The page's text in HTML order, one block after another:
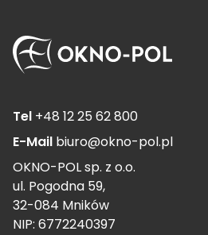
Tel +48 12 25 62 800
E-Mail biuro@okno-pol.pl
OKNO-POL sp. z o.o.
ul. Pogodna 59,
32-084 Mników
NIP: 6772240397